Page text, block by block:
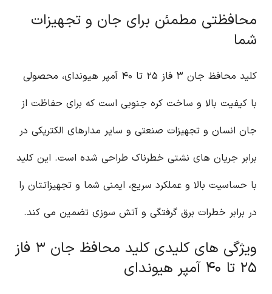
محافظتی مطمئن برای جان و تجهیزات
شما
کلید محافظ جان ۳ فاز ۲۵ تا ۴۰ آمپر هیوندای، محصولی
با کیفیت بالا و ساخت کره جنوبی است که برای حفاظت از
جان انسان و تجهیزات صنعتی و سایر مدارهای الکتریکی در
برابر جریان های نشتی خطرناک طراحی شده است. این کلید
با حساسیت بالا و عملکرد سریع، ایمنی شما و تجهیزاتتان را
در برابر خطرات برق گرفتگی و آتش سوزی تضمین می کند.
ویژگی های کلیدی کلید محافظ جان ۳ فاز
۲۵ تا ۴۰ آمپر هیوندای